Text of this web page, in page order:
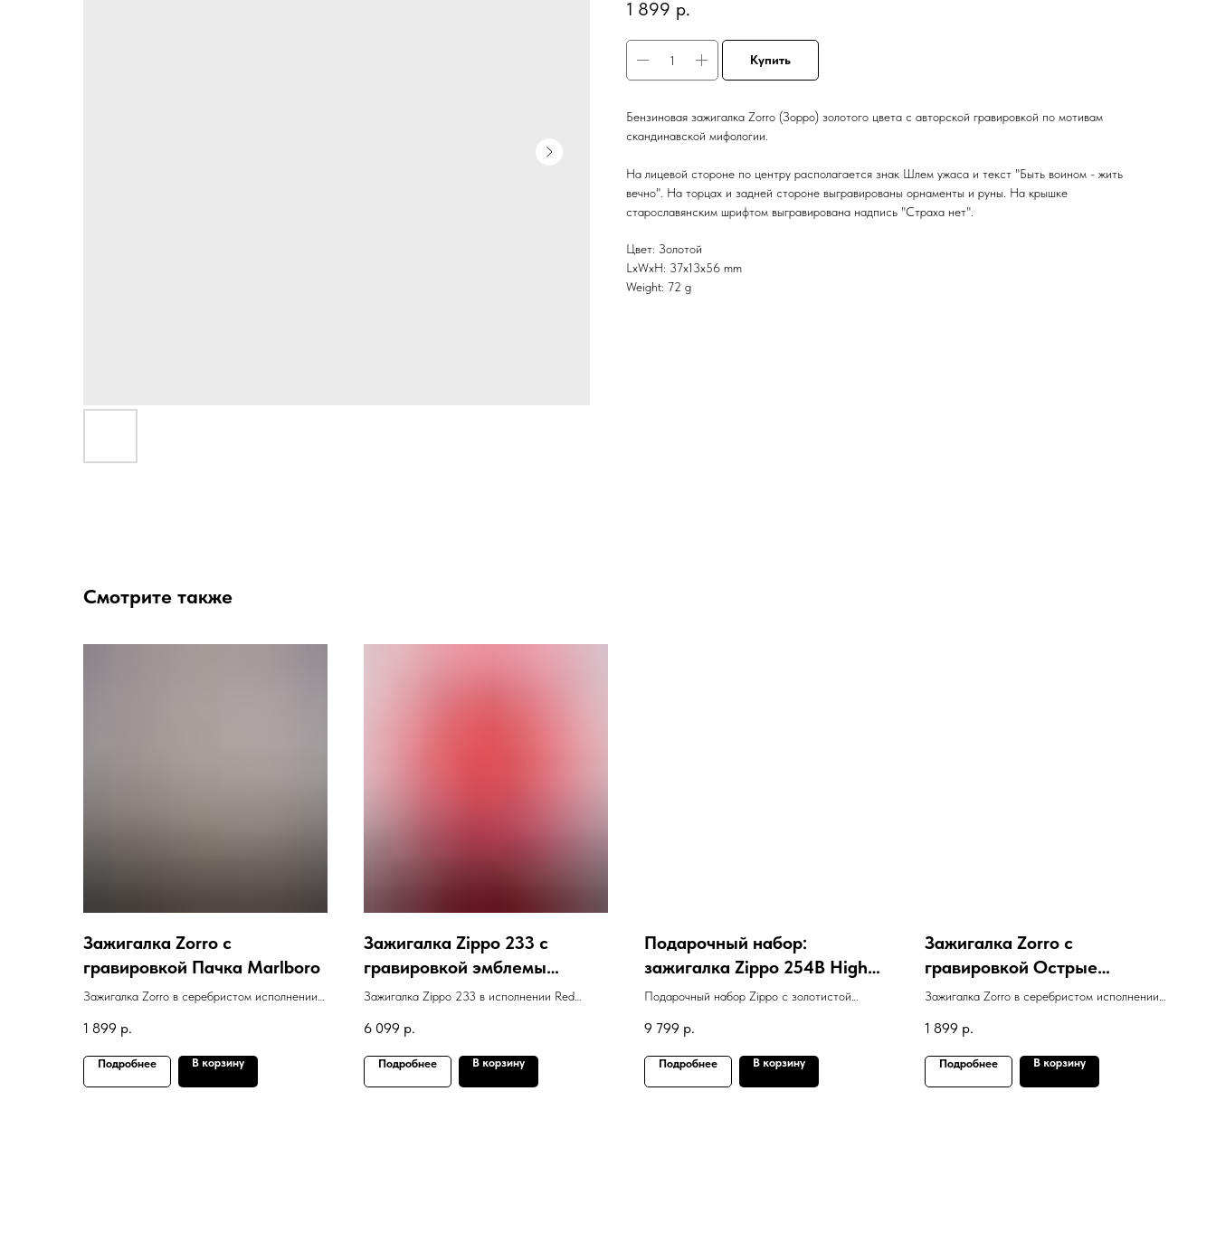
1 899 р.
Купить
Бензиновая зажигалка Zorro (Зорро) золотого цвета с авторской гравировкой по мотивам
скандинавской мифологии.
На лицевой стороне по центру располагается знак Шлем ужаса и текст "Быть воином - жить
вечно". На торцах и задней стороне выгравированы орнаменты и руны. На крышке
старославянским шрифтом выгравирована надпись "Страха нет".
Цвет: Золотой
LxWxH: 37x13x56 mm
Weight: 72 g
Смотрите также
Зажигалка Zorro с
гравировкой Пачка Marlboro
Зажигалка Zorro в серебристом исполнении с
1 899 р.
Подробнее В корзину
Зажигалка Zippo 233 с
гравировкой эмблемы
Спартака
Зажигалка Zippo 233 в исполнении Red
6 099 р.
Подробнее В корзину
Подарочный набор:
зажигалка Zippo 254B High
Polish Brass с гравировкой
Zippo LPCB + кремний
2406NG
Подарочный набор Zippo с золотистой
кожаным чехлом и набором кремней
9 799 р.
Подробнее В корзину
Зажигалка Zorro с
гравировкой Острые
козырьки - Солдатская
Зажигалка Zorro в серебристом исполнении с
минута
1 899 р.
Подробнее В корзину